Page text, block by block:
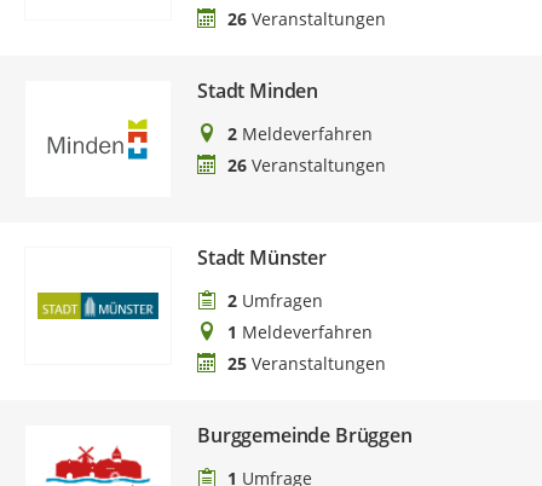
26 Veranstaltungen
Stadt Minden
2 Meldeverfahren
26 Veranstaltungen
Stadt Münster
2 Umfragen
1 Meldeverfahren
25 Veranstaltungen
Burggemeinde Brüggen
1 Umfrage